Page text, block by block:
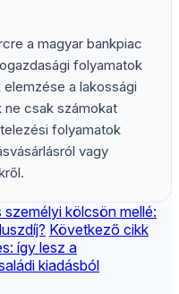
a magyar bankpiac
folyamatok
a lakossági
ne csak számokat
folyamatok
vagy
kölcsön mellé:
Következő cikk
így lesz a
kiadásból